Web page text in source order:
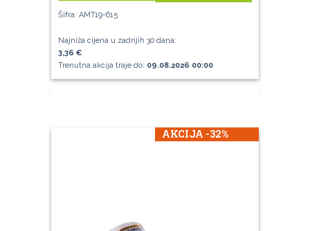
Šifra: AMT19-615
Najniža cijena u zadnjih 30 dana:
3,36 €
Trenutna akcija traje do: 09.08.2026 00:00
AKCIJA -32%